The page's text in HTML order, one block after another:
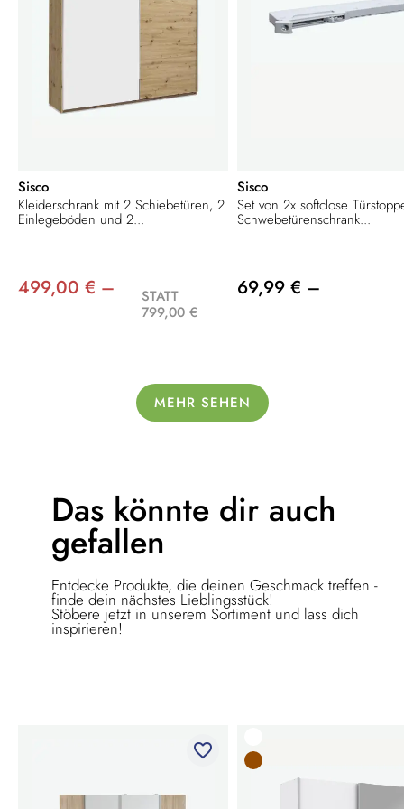
Sisco
Kleiderschrank mit 2 Schiebetüren, 2
Einlegeböden und 2...
499,00 € –
STATT
799,00 €
Sisco
Set von 2x softclose
Schwebetürenschrank...
69,99 € –
MEHR SEHEN
Das könnte dir auch
gefallen
Entdecke Produkte, die deinen Geschmack treffen -
finde dein nächstes Lieblingsstück!
Stöbere jetzt in unserem Sortiment und lass dich
inspirieren!
favorite_border